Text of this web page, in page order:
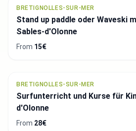
BRETIGNOLLES-SUR-MER
Stand up paddle oder Waveski
Sables-d'Olonne
From 15€
BRETIGNOLLES-SUR-MER
Surfunterricht und Kurse für
d'Olonne
From 28€